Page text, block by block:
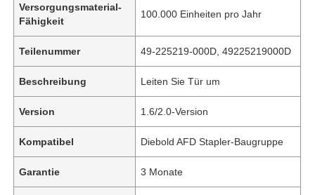
Versorgungsmaterial-
Fähigkeit
100.000 Einheiten pro Jahr
Teilenummer 49-225219-000D, 49225219000D
Beschreibung Leiten Sie Tür um
Version 1.6/2.0-Version
Kompatibel Diebold AFD Stapler-Baugruppe
Garantie 3 Monate